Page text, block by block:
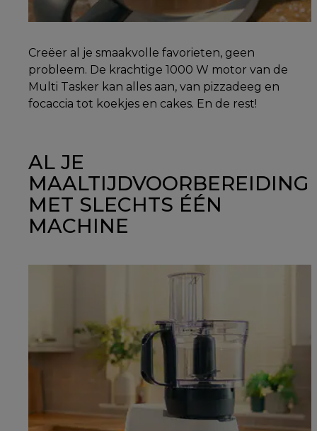
Creëer al je smaakvolle favorieten, geen
probleem. De krachtige 1000 W motor van de
Multi Tasker kan alles aan, van pizzadeeg en
focaccia tot koekjes en cakes. En de rest!
AL JE
MAALTIJDVOORBEREIDING
MET SLECHTS ÉÉN
MACHINE